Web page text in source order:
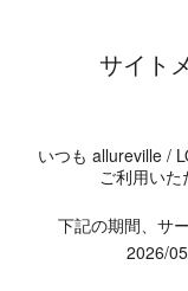
サイト
いつも allureville /
ご利用いた
下記の期間、サ
2026/